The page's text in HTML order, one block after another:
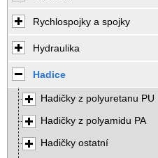
Rychlospojky a spojky
Hydraulika
Hadice
Hadičky z polyuretanu PU
Hadičky z polyamidu PA
Hadičky ostatní